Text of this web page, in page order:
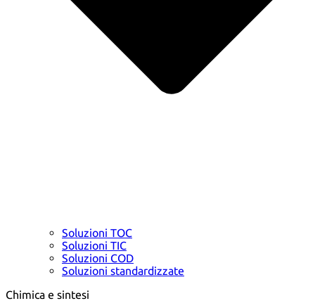
Soluzioni TOC
Soluzioni TIC
Soluzioni COD
Soluzioni standardizzate
Chimica e sintesi